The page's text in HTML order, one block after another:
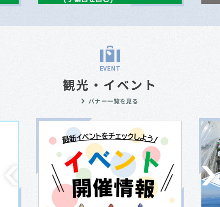
EVENT
観光・イベント
バナー一覧を見る